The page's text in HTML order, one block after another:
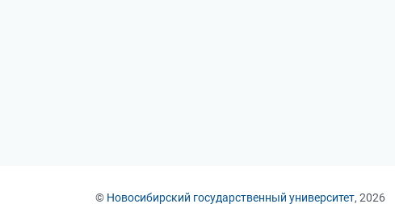
© Новосибирский государственный университет, 2026